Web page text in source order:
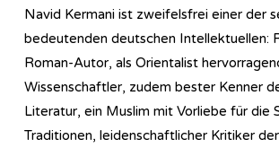
Navid Kermani ist zweifelsfrei einer der
bedeutenden deutschen Intellektuellen:
Roman-Autor, als Orientalist
Wissenschaftler, zudem bester Kenner
Literatur, ein Muslim mit Vorliebe für die
Traditionen, leidenschaftlicher Kritiker